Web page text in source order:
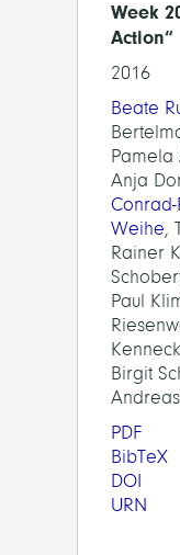
Week
Action“
2016
Beate
Pamela
Anja
Conrad-
Weihe,
Rainer
Paul
Birgit
PDF
BibTeX
DOI
URN